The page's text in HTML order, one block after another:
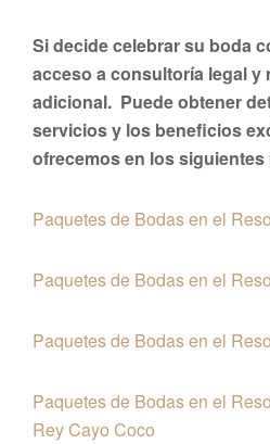
Si decide celebrar su boda
acceso a consultoría legal y
adicional. Puede obtener
servicios y los beneficios
ofrecemos en los siguientes
Paquetes de Bodas en el
Paquetes de Bodas en el
Paquetes de Bodas en el
Paquetes de Bodas en el
Rey Cayo Coco